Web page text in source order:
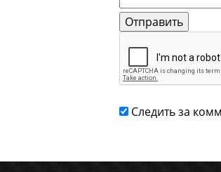
Следить за